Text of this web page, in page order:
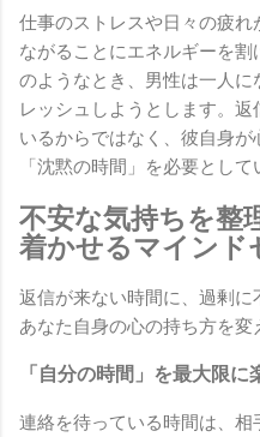
仕事のストレスや日々の疲
ながることにエネルギーを
のようなとき、男性は一人
レッシュしようとします。
いるからではなく、彼自身
「沈黙の時間」を必要とし
不安な気持ちを整
着かせるマインド
返信が来ない時間に、過剰に
あなた自身の心の持ち方を変
「自分の時間」を最大限に
連絡を待っている時間は、相